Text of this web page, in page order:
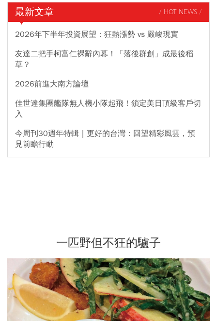
最新文章 / HOT NEWS /
2026年下半年投資展望：狂熱漲勢 vs 嚴峻現實
友達二把手柯富仁裸辭內幕！「落後群創」成最後稻
草？
2026前進大南方論壇
佳世達集團艦隊無人機小隊起飛！鎖定美日頂級客戶切
入
今周刊30週年特輯｜更好的台灣：回望精彩風雲，預
見前瞻行動
一匹野但不狂的驢子